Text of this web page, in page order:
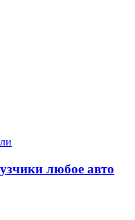
любое авто